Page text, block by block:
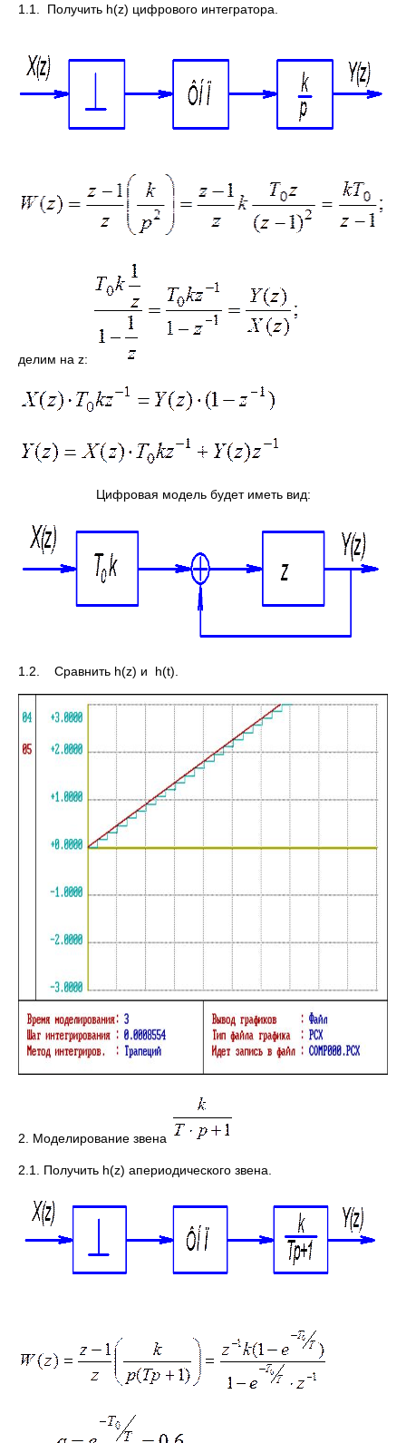
1.1. Получить h(z) цифрового интегратора.
делим на z:
Цифровая модель будет иметь вид:
1.2. Сравнить h(z) и h(t).
2. Моделирование звена
2.1. Получить h(z) апериодического звена.